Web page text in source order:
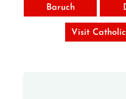
Baruch
Visit